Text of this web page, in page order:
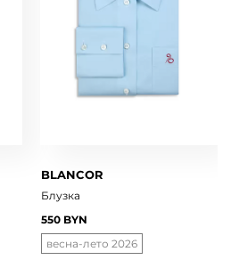
BLANCOR
Блузка
550 BYN
весна-лето 2026